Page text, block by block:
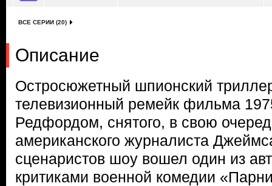
ВСЕ СЕРИИ (20)
Описание
Остросюжетный шпионский
телевизионный ремейк фильма
Редфордом, снятого, в свою
американского журналиста
сценаристов шоу вошел один из
критиками военной комедии